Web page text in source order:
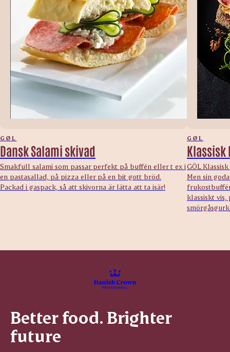
GØL
Dansk Salami skivad
Smakfull salami som passar perfekt på buffén eller t ex i
en pastasallad, på pizza eller på en bit gott bröd.
Packad i gaspack, så att skivorna är lätta att ta isär!
GØL
Klassisk
GÖL
Men sin
klassiskt vis,
Better food. Brighter
future